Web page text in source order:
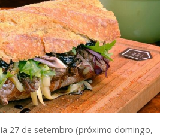
27 de setembro (próximo domingo,